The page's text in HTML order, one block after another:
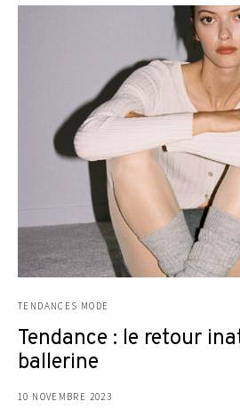
TENDANCES MODE
Tendance : le retour
ballerine
10 NOVEMBRE 2023